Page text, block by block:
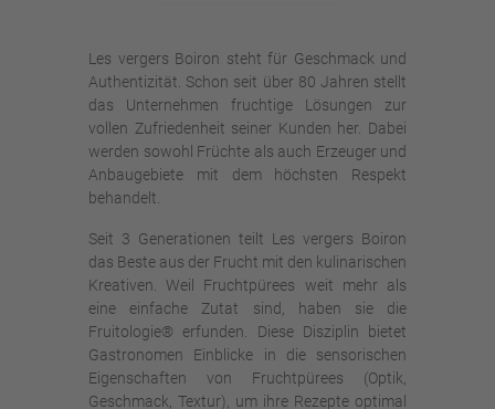
Les vergers Boiron steht für Geschmack und
Authentizität. Schon seit über 80 Jahren stellt
das Unternehmen fruchtige Lösungen zur
vollen Zufriedenheit seiner Kunden her. Dabei
werden sowohl Früchte als auch Erzeuger und
Anbaugebiete mit dem höchsten Respekt
behandelt.
Seit 3 Generationen teilt Les vergers Boiron
das Beste aus der Frucht mit den kulinarischen
Kreativen. Weil Fruchtpürees weit mehr als
eine einfache Zutat sind, haben sie die
Fruitologie® erfunden. Diese Disziplin bietet
Gastronomen Einblicke in die sensorischen
Eigenschaften von Fruchtpürees (Optik,
Geschmack, Textur), um ihre Rezepte optimal